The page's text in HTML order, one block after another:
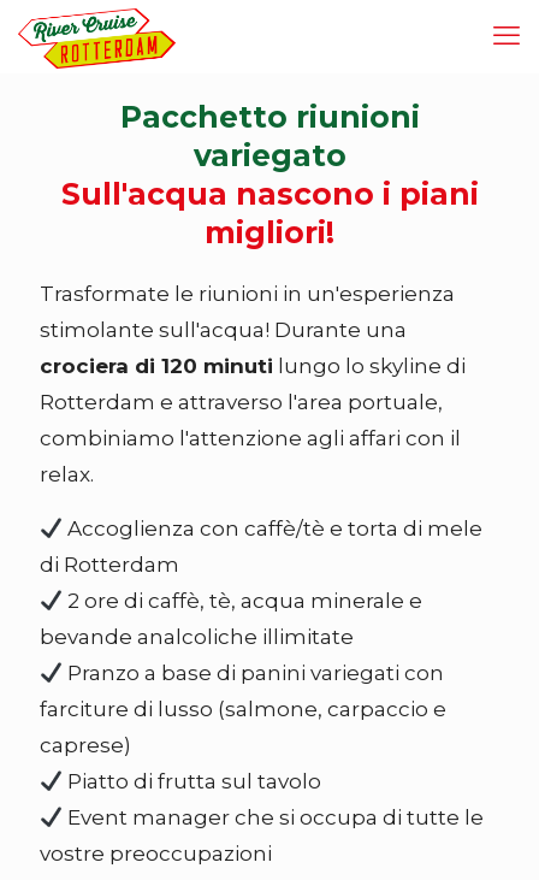
Pacchetto riunioni
variegato
Sull'acqua nascono i piani
migliori!
Trasformate le riunioni in un'esperienza
stimolante sull'acqua! Durante una
crociera di 120 minuti lungo lo skyline di
Rotterdam e attraverso l'area portuale,
combiniamo l'attenzione agli affari con il
relax.
Accoglienza con caffè/tè e torta di mele
di Rotterdam
2 ore di caffè, tè, acqua minerale e
bevande analcoliche illimitate
Pranzo a base di panini variegati con
farciture di lusso (salmone, carpaccio e
caprese)
Piatto di frutta sul tavolo
Event manager che si occupa di tutte le
vostre preoccupazioni